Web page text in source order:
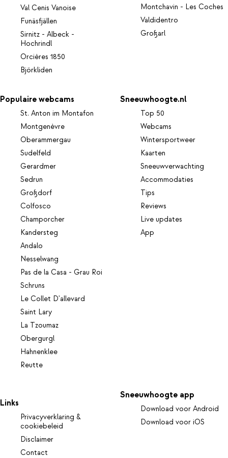
Val Cenis Vanoise
Funäsfjällen
Sirnitz - Albeck -
Hochrindl
Orcières 1850
Björkliden
Montchavin - Les Coches
Valdidentro
Großarl
Populaire webcams
St. Anton im Montafon
Montgenèvre
Oberammergau
Sudelfeld
Gerardmer
Sedrun
Großdorf
Colfosco
Champorcher
Kandersteg
Andalo
Nesselwang
Pas de la Casa - Grau Roi
Schruns
Le Collet D'allevard
Saint Lary
La Tzoumaz
Obergurgl
Hahnenklee
Reutte
Sneeuwhoogte.nl
Top 50
Webcams
Wintersportweer
Kaarten
Sneeuwverwachting
Accommodaties
Tips
Reviews
Live updates
App
Links
Privacyverklaring &
cookiebeleid
Disclaimer
Contact
Sneeuwhoogte app
Download voor Android
Download voor iOS